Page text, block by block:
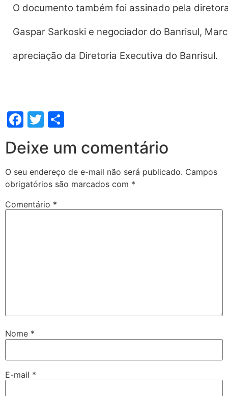
O documento também foi assinado pela
Gaspar Sarkoski e negociador do Banrisul,
apreciação da Diretoria Executiva do Banrisul.
Facebook
Twitter
Deixe um comentário
O seu endereço de e-mail não será publicado. Campos
obrigatórios são marcados com *
Comentário *
Nome *
E-mail *